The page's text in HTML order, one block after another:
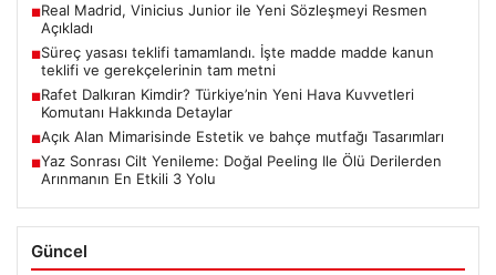
■Real Madrid, Vinicius Junior ile Yeni Sözleşmeyi Resmen
Açıkladı
■Süreç yasası teklifi tamamlandı. İşte madde madde kanun
teklifi ve gerekçelerinin tam metni
■Rafet Dalkıran Kimdir? Türkiye’nin Yeni Hava Kuvvetleri
Komutanı Hakkında Detaylar
■Açık Alan Mimarisinde Estetik ve bahçe mutfağı Tasarımları
■Yaz Sonrası Cilt Yenileme: Doğal Peeling Ile Ölü Derilerden
Arınmanın En Etkili 3 Yolu
Güncel